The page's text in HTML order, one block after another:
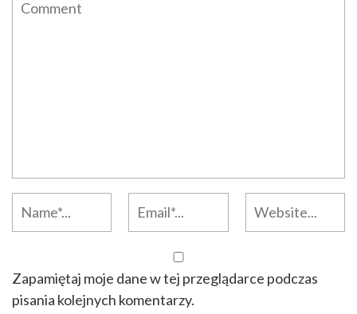
Zapamiętaj moje dane w tej przeglądarce podczas
pisania kolejnych komentarzy.